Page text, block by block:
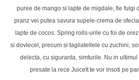
puree de mango si lapte de migdale, fie fulgi
pranz vei putea savura supele-crema de
lapte de cocos. Spring rolls-urile cu foi de
si dovlecel, precum si tagliatellele cu zuchini,
delecta, cu siguranta, simturile. Nu in
presate la rece JuiceIt te vor insoti pe